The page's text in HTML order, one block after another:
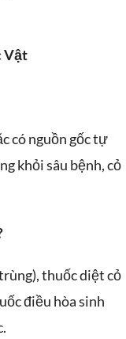
Vật
có nguồn gốc tự
khỏi sâu bệnh, cỏ
thuốc diệt cỏ
điều hòa sinh